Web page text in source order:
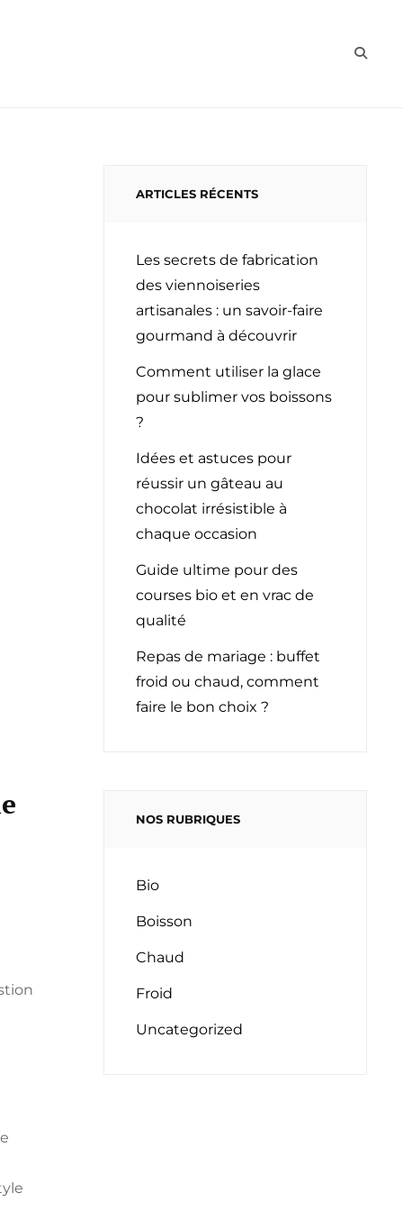
ARTICLES RÉCENTS
Les secrets de fabrication
des viennoiseries
artisanales : un savoir-faire
gourmand à découvrir
Comment utiliser la glace
pour sublimer vos boissons
?
Idées et astuces pour
réussir un gâteau au
chocolat irrésistible à
chaque occasion
Guide ultime pour des
courses bio et en vrac de
qualité
Repas de mariage : buffet
froid ou chaud, comment
faire le bon choix ?
NOS RUBRIQUES
Bio
Boisson
Chaud
Froid
Uncategorized